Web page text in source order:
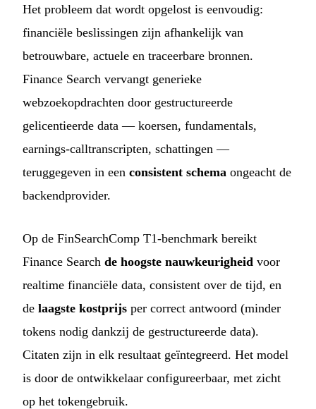
Het probleem dat wordt opgelost is eenvoudig:
financiële beslissingen zijn afhankelijk van
betrouwbare, actuele en traceerbare bronnen.
Finance Search vervangt generieke
webzoekopdrachten door gestructureerde
gelicentieerde data — koersen, fundamentals,
earnings-calltranscripten, schattingen —
teruggegeven in een consistent schema ongeacht de
backendprovider.
Op de FinSearchComp T1-benchmark bereikt
Finance Search de hoogste nauwkeurigheid voor
realtime financiële data, consistent over de tijd, en
de laagste kostprijs per correct antwoord (minder
tokens nodig dankzij de gestructureerde data).
Citaten zijn in elk resultaat geïntegreerd. Het model
is door de ontwikkelaar configureerbaar, met zicht
op het tokengebruik.